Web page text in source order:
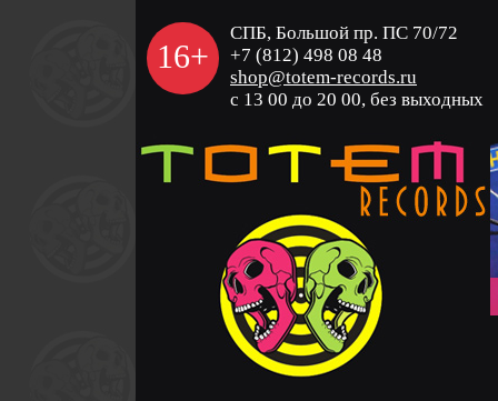
16+
СПБ, Большой пр. ПС 70/72
+7 (812) 498 08 48
shop@totem-records.ru
с 13 00 до 20 00, без выходных